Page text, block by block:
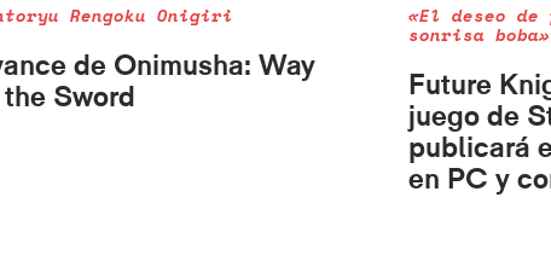
Rengoku Onigiri
de Onimusha: Way
Sword
«El deseo de
sonrisa boba»
Future
juego de
publicará
en PC y